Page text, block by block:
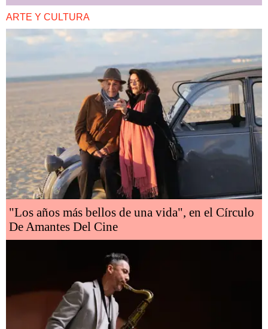
ARTE Y CULTURA
"Los años más bellos de una vida", en el Círculo
De Amantes Del Cine